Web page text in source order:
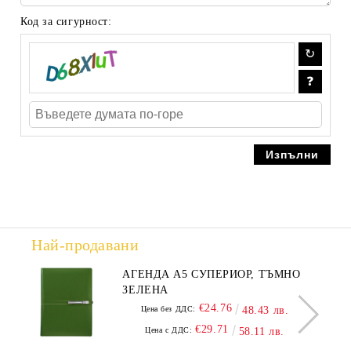
Код за сигурност:
Най-продавани
АГЕНДА А5 СУПЕРИОР, ТЪМНО
ЗЕЛЕНА
Цена без ДДС: €24.76 48.43 лв.
Цена с ДДС: €29.71 58.11 лв.